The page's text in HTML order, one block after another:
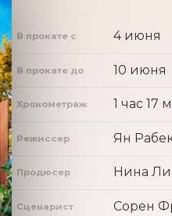
В прокате с 4 июня
В прокате до 10 июня
Хронометраж 1 час 17
Режиссер Ян
Продюсер Нина
Сценарист Сорен